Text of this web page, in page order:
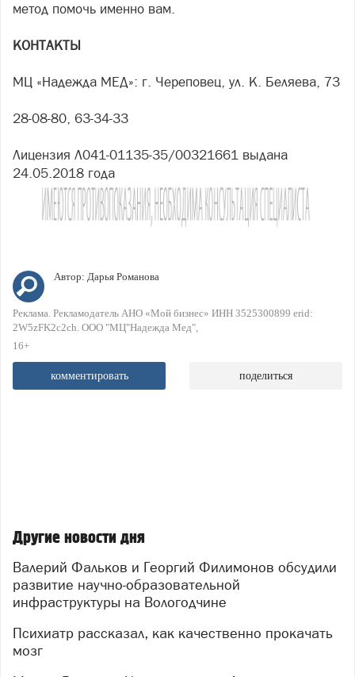
метод помочь именно вам.
КОНТАКТЫ
МЦ «Надежда МЕД»: г. Череповец, ул. К. Беляева, 73
28-08-80, 63-34-33
Лицензия Л041-01135-35/00321661 выдана
24.05.2018 года
Автор: Дарья Романова
Реклама. Рекламодатель АНО «Мой бизнес» ИНН 3525300899 erid:
2W5zFK2c2ch. ООО "МЦ"Надежда Мед"
16+
комментировать поделиться
Другие новости дня
Валерий Фальков и Георгий Филимонов обсудили
развитие научно-образовательной
инфраструктуры на Вологодчине
Психиатр рассказал, как качественно прокачать
мозг